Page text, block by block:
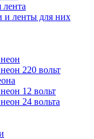
лента
и ленты для них
220 вольт
12 вольт
24 вольта